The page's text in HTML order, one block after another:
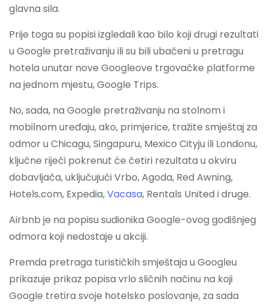
glavna sila.
Prije toga su popisi izgledali kao bilo koji drugi rezultati
u Google pretraživanju ili su bili ubačeni u pretragu
hotela unutar nove Googleove trgovačke platforme
na jednom mjestu, Google Trips.
No, sada, na Google pretraživanju na stolnom i
mobilnom uređaju, ako, primjerice, tražite smještaj za
odmor u Chicagu, Singapuru, Mexico Cityju ili Londonu,
ključne riječi pokrenut će četiri rezultata u okviru
dobavljača, uključujući Vrbo, Agoda, Red Awning,
Hotels.com, Expedia,Vacasa, Rentals United i druge.
Airbnb je na popisu sudionika Google-ovog godišnjeg
odmora koji nedostaje u akciji.
Premda pretraga turističkih smještaja u Googleu
prikazuje prikaz popisa vrlo sličnih načinu na koji
Google tretira svoje hotelsko poslovanje, za sada